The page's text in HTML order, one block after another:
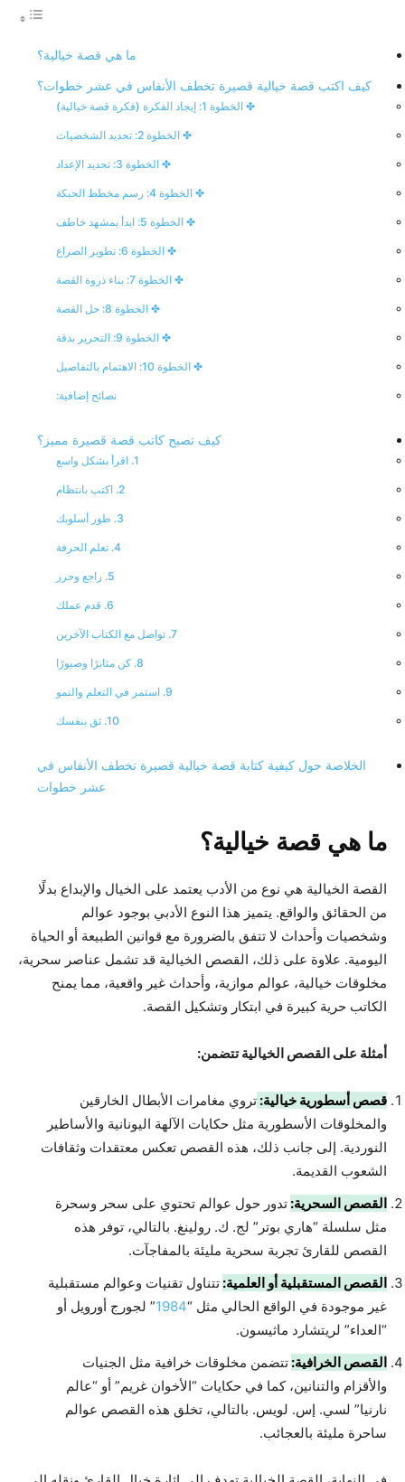
ما هي قصة خيالية؟
كيف اكتب قصة خيالية قصيرة تخطف الأنفاس في عشر خطوات؟
✤ الخطوة 1: إيجاد الفكرة (فكرة قصة خيالية)
✤ الخطوة 2: تحديد الشخصيات
✤ الخطوة 3: تحديد الإعداد
✤ الخطوة 4: رسم مخطط الحبكة
✤ الخطوة 5: ابدأ بمشهد خاطف
✤ الخطوة 6: تطوير الصراع
✤ الخطوة 7: بناء ذروة القصة
✤ الخطوة 8: حل القصة
✤ الخطوة 9: التحرير بدقة
✤ الخطوة 10: الاهتمام بالتفاصيل
نصائح إضافية:
كيف تصبح كاتب قصة قصيرة مميز؟
1. اقرأ بشكل واسع
2. اكتب بانتظام
3. طور أسلوبك
4. تعلم الحرفة
5. راجع وحرر
6. قدم عملك
7. تواصل مع الكتاب الآخرين
8. كن مثابرًا وصبورًا
9. استمر في التعلم والنمو
10. ثق بنفسك
الخلاصة حول كيفية كتابة قصة خيالية قصيرة تخطف الأنفاس في
عشر خطوات
ما هي قصة خيالية؟
القصة الخيالية هي نوع من الأدب يعتمد على الخيال والإبداع بدلًا
من الحقائق والواقع. يتميز هذا النوع الأدبي بوجود عوالم
وشخصيات وأحداث لا تتفق بالضرورة مع قوانين الطبيعة أو الحياة
اليومية. علاوة على ذلك، القصص الخيالية قد تشمل عناصر سحرية،
مخلوقات خيالية، عوالم موازية، وأحداث غير واقعية، مما يمنح
الكاتب حرية كبيرة في ابتكار وتشكيل القصة.
أمثلة على القصص الخيالية تتضمن:
قصص أسطورية خيالية: تروي مغامرات الأبطال الخارقين
والمخلوقات الأسطورية مثل حكايات الآلهة اليونانية والأساطير
النوردية. إلى جانب ذلك، هذه القصص تعكس معتقدات وثقافات
الشعوب القديمة.
القصص السحرية: تدور حول عوالم تحتوي على سحر وسحرة
مثل سلسلة “هاري بوتر” لج. ك. رولينغ. بالتالي، توفر هذه
القصص للقارئ تجربة سحرية مليئة بالمفاجآت.
القصص المستقبلية أو العلمية: تتناول تقنيات وعوالم مستقبلية
غير موجودة في الواقع الحالي مثل “1984” لجورج أورويل أو
“العداء” لريتشارد ماثيسون.
القصص الخرافية: تتضمن مخلوقات خرافية مثل الجنيات
والأقزام والتنانين، كما في حكايات “الأخوان غريم” أو “عالم
نارنيا” لسي. إس. لويس. بالتالي، تخلق هذه القصص عوالم
ساحرة مليئة بالعجائب.